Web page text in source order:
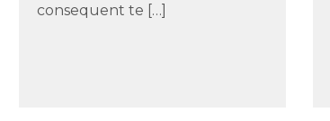
consequent te […]